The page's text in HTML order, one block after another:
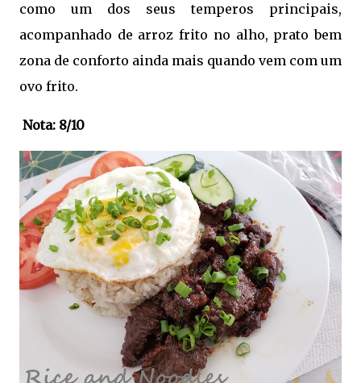
como um dos seus temperos principais,
acompanhado de arroz frito no alho, prato bem
zona de conforto ainda mais quando vem com um
ovo frito.
Nota: 8/10